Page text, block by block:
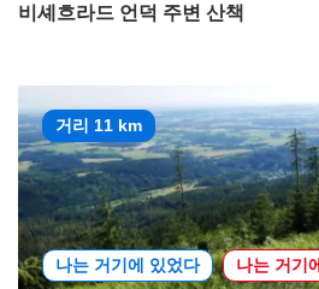
비셰흐라드 언덕 주변 산책
거리 11 km
나는 거기에 있었다 나는 거기